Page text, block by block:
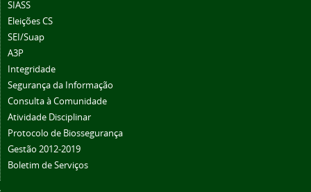
SIASS
Eleições CS
SEI/Suap
A3P
Integridade
Segurança da Informação
Consulta à Comunidade
Atividade Disciplinar
Protocolo de Biossegurança
Gestão 2012-2019
Boletim de Serviços